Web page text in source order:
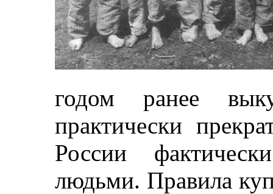
годом ранее
практически
России
людьми. Правила